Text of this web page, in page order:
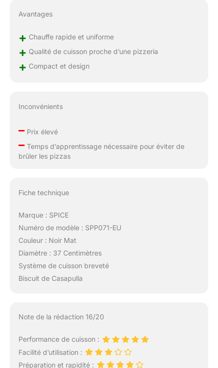
Avantages
+ Chauffe rapide et uniforme
+ Qualité de cuisson proche d’une pizzeria
+ Compact et design
Inconvénients
–Prix élevé
–Temps d’apprentissage nécessaire pour éviter de
brûler les pizzas
Fiche technique
Marque : SPICE
Numéro de modèle : SPP071-EU
Couleur : Noir Mat
Diamètre : 37 Centimètres
Système de cuisson breveté
Biscuit de Casapulla
Note de la rédaction 16/20
Performance de cuisson :
Facilité d’utilisation :
Préparation et rapidité :